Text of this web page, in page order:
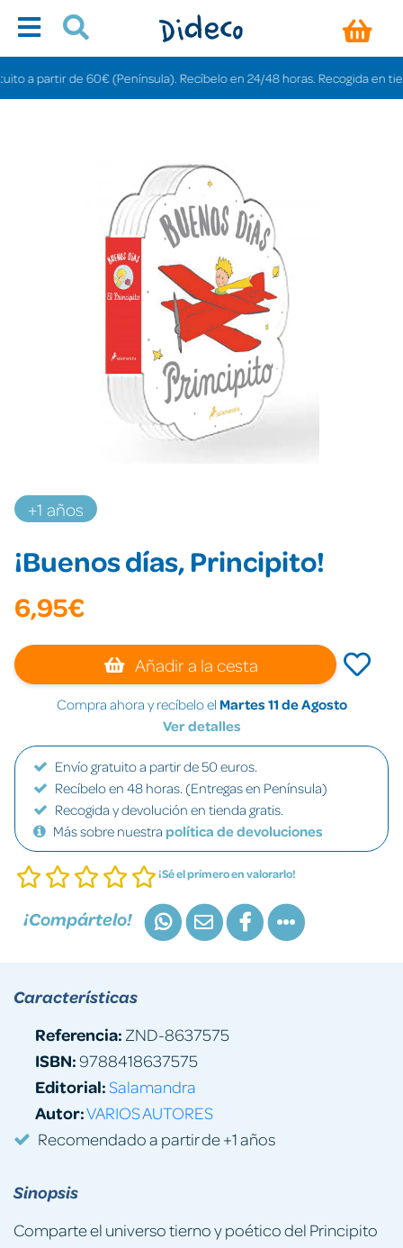
a partir de 60€ (Península). Recíbelo en 24/48 horas. Recogida en
+1 años
¡Buenos días, Principito!
6,95€
Añadir a la cesta
Compra ahora y recíbelo el Martes 11 de Agosto
Ver detalles
Envío gratuito a partir de 50 euros.
Recíbelo en 48 horas. (Entregas en Península)
Recogida y devolución en tienda gratis.
Más sobre nuestra política de devoluciones
¡Sé el primero en valorarlo!
¡Compártelo!
Sinopsis
Comparte el universo tierno y poético del Principito
Características
Referencia: ZND-8637575
ISBN:9788418637575
Editorial:Salamandra
Autor:VARIOS AUTORES
Recomendado a partir de +1 años